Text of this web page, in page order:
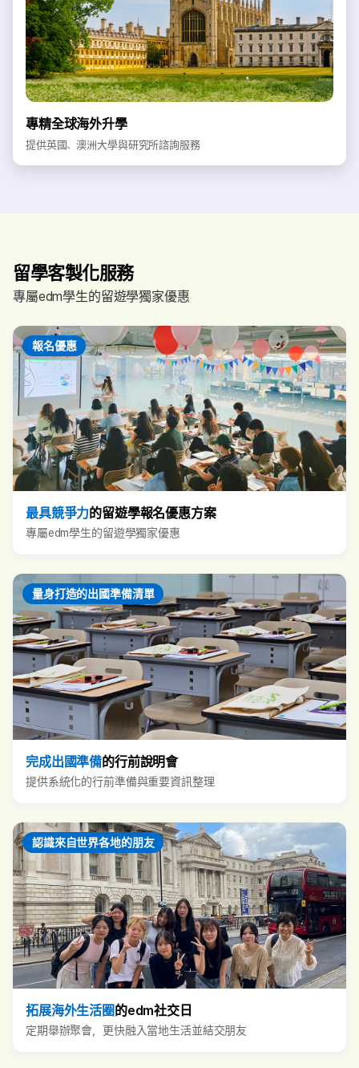
專精全球海外升學
提供英國、澳洲大學與研究所諮詢服務
留學客製化服務
專屬edm學生的留遊學獨家優惠
報名優惠
最具競爭力的留遊學報名優惠方案
專屬edm學生的留遊學獨家優惠
量身打造的出國準備清單
完成出國準備的行前說明會
提供系統化的行前準備與重要資訊整理
認識來自世界各地的朋友
拓展海外生活圈的edm社交日
定期舉辦聚會，更快融入當地生活並結交朋友